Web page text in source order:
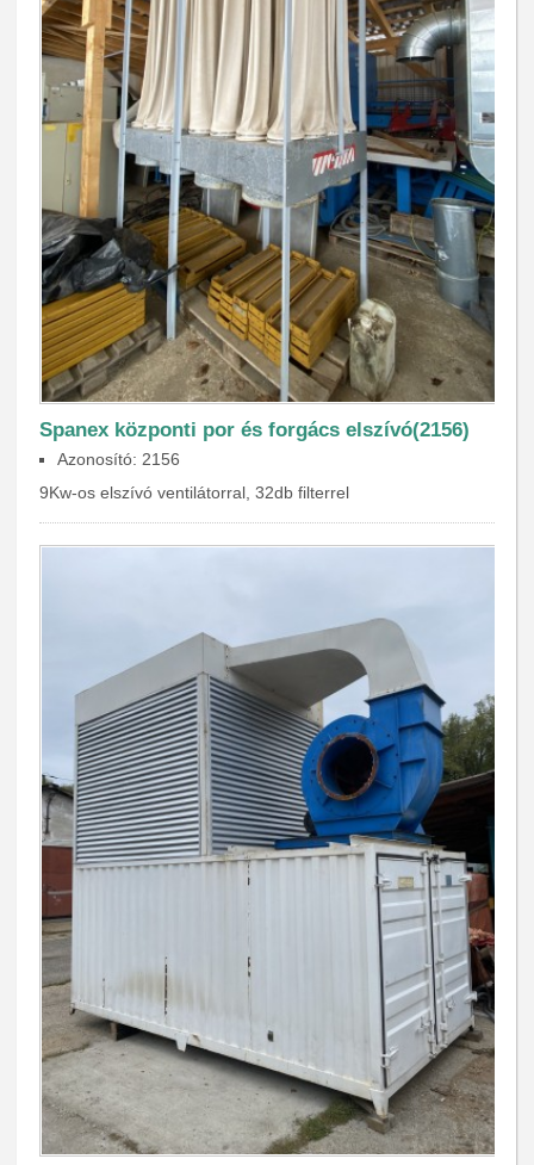
Spanex központi por és forgács elszívó(2156)
Azonosító: 2156
9Kw-os elszívó ventilátorral, 32db filterrel